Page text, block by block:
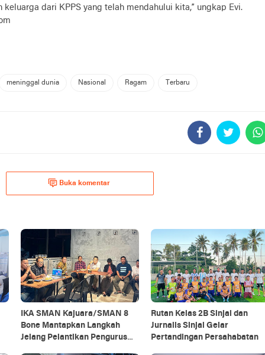
keluarga dari KPPS yang telah mendahului kita,” ungkap Evi.
meninggal dunia Nasional Ragam Terbaru
Buka komentar
IKA SMAN Kajuara/SMAN 8
Bone Mantapkan Langkah
Jelang Pelantikan Pengurus
Rutan Kelas 2B Sinjai dan
Jurnalis Sinjai Gelar
Pertandingan Persahabatan